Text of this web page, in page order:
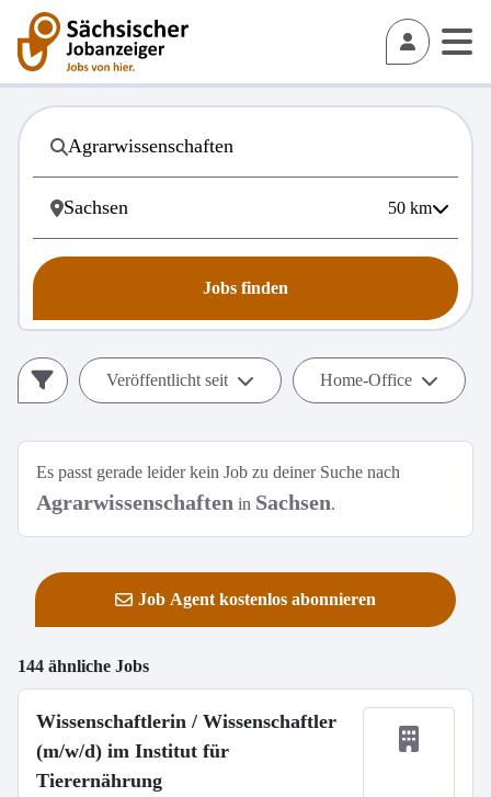
50 km
Jobs finden
Veröffentlicht seit Home-Office
Es passt gerade leider kein Job zu deiner Suche nach
Agrarwissenschaften in Sachsen.
Job Agent kostenlos abonnieren
144 ähnliche Jobs
Wissenschaftlerin / Wissenschaftler
(m/w/d) im Institut für
Tierernährung